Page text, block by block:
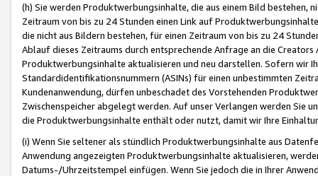
(h) Sie werden Produktwerbungsinhalte, die aus einem Bild bestehen,
Zeitraum von bis zu 24 Stunden einen Link auf
die nicht aus Bildern bestehen, für einen Zeitraum von bis zu 24
Ablauf dieses Zeitraums durch entsprechende Anfrage an die
Produktwerbungsinhalte aktualisieren und neu darstellen. Sofern wir
Standardidentifikationsnummern (ASINs) für einen unbestimmten
Kundenanwendung, dürfen unbeschadet des Vorstehenden
Zwischenspeicher abgelegt werden. Auf unser Verlangen werden Sie
die Produktwerbungsinhalte enthält oder nutzt, damit wir Ihre
(i) Wenn Sie seltener als stündlich Produktwerbungsinhalte aus
Anwendung angezeigten Produktwerbungsinhalte aktualisieren,
Datums-/Uhrzeitstempel einfügen. Wenn Sie jedoch die in Ihrer